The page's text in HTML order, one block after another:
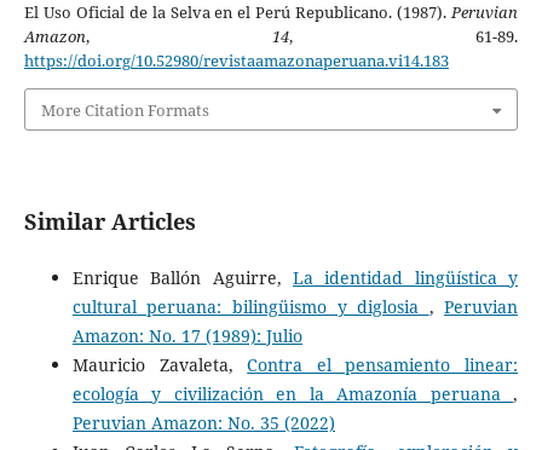
El Uso Oficial de la Selva en el Perú Republicano. (1987).Peruvian
Amazon, 14, 61-89.
https://doi.org/10.52980/revistaamazonaperuana.vi14.183
More Citation Formats
Similar Articles
Enrique Ballón Aguirre, La identidad lingüística y
cultural peruana: bilingüismo y diglosia ,Peruvian
Amazon: No. 17 (1989): Julio
Mauricio Zavaleta,Contra el pensamiento linear:
ecología y civilización en la Amazonía peruana,
Peruvian Amazon: No. 35 (2022)